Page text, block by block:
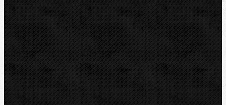
IRWIN
RYOBI
Kontakt
NIPO Tools s.r.o